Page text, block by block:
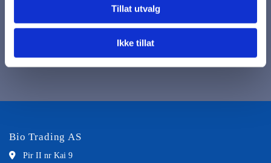
Tillat utvalg
Ikke tillat
Str. 10
Bio Trading AS
 Pir II nr Kai 9